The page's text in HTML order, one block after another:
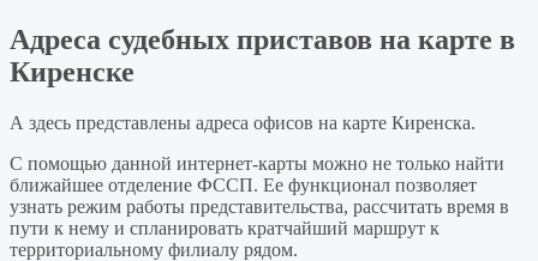
Адреса судебных приставов на карте в
Киренске
А здесь представлены адреса офисов на карте Киренска.
С помощью данной интернет-карты можно не только найти
ближайшее отделение ФССП. Ее функционал позволяет
узнать режим работы представительства, рассчитать время в
пути к нему и спланировать кратчайший маршрут к
территориальному филиалу рядом.